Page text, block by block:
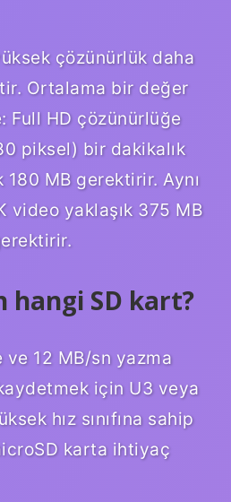
çözünürlük daha
Ortalama bir değer
Full HD çözünürlüğe
piksel) bir dakikalık
180 MB gerektirir. Aynı
video yaklaşık 375 MB
hangi SD kart?
12 MB/sn yazma
için U3 veya
hız sınıfına sahip
karta ihtiyaç